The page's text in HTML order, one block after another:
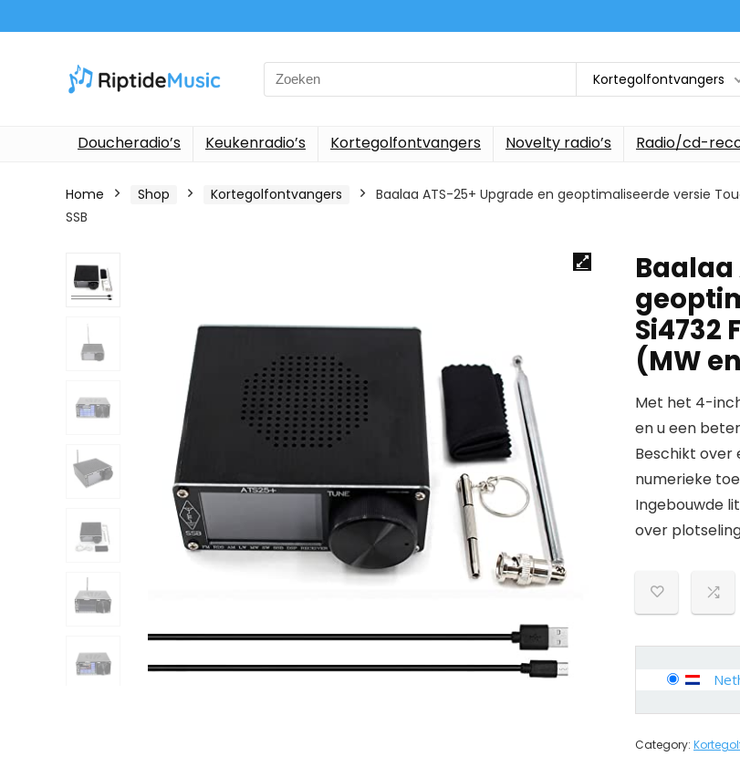
Search
for:
Kortegolfontvangers
Doucheradio’s Keukenradio’s Kortegolfontvangers Novelty radio’s Radio/cd-
Home Shop Kortegolfontvangers
Baalaa ATS-25+ Upgrade en geoptimaliseerde versie
SSB
Baalaa
Si4732
(MW
Met het 4-
en u een
Beschikt
numerieke
Ingebouwde
over
Category: